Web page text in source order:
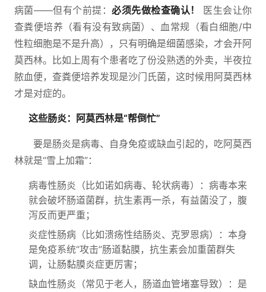
病菌——但有个前提：必须先做检查确认！
医生会让你
查粪便培养（看有没有致病菌）、血常规（看白细胞/中
性粒细胞是不是升高），只有明确是细菌感染，才会开阿
莫西林。比如上周有个患者吃了份没熟透的外卖，半夜拉
脓血便，查粪便培养发现是沙门氏菌，这时候用阿莫西林
才是对症的。
这些肠炎：阿莫西林是“帮倒忙”
要是肠炎是病毒、自身免疫或缺血引起的，吃阿莫西
林就是“雪上加霜”：
病毒性肠炎（比如诺如病毒、轮状病毒）：病毒本来
就会破坏肠道菌群，抗生素再一杀，有益菌没了，腹
泻反而更严重；
炎症性肠病（比如溃疡性结肠炎、克罗恩病）：本身
是免疫系统“攻击”肠道黏膜，抗生素会加重菌群失
调，让肠黏膜炎症更厉害；
缺血性肠炎（常见于老人，肠道血管堵塞导致）：是